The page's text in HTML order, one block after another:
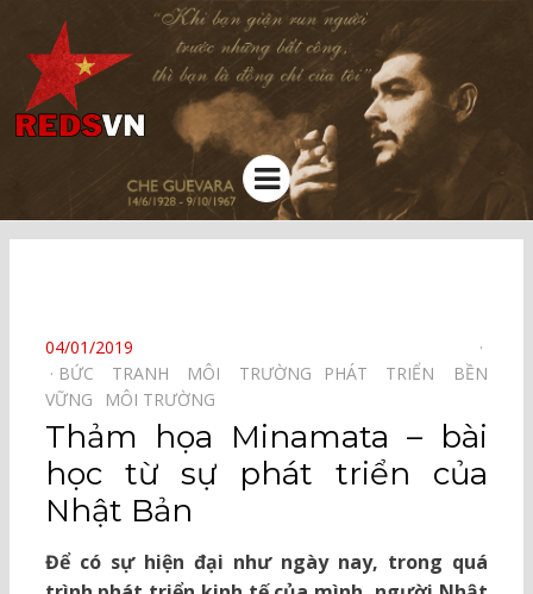
Kênh chia sẻ tri thức cộng đồng
Menu
POSTED
ON
04/01/2019
BỨC TRANH MÔI TRƯỜNG⠀
PHÁT TRIỂN BỀN
VỮNG⠀
MÔI TRƯỜNG⠀
Thảm họa Minamata – bài
học từ sự phát triển của
Nhật Bản
Để có sự hiện đại như ngày nay, trong quá